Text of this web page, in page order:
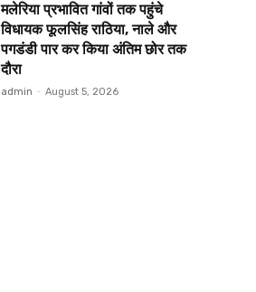
मलेरिया प्रभावित गांवों तक पहुंचे
विधायक फूलसिंह राठिया, नाले और
पगडंडी पार कर किया अंतिम छोर तक
दौरा
admin - August 5, 2026